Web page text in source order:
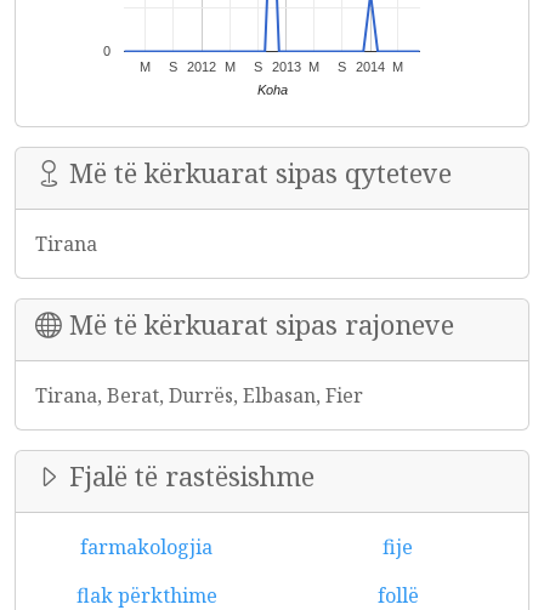
2012 2013 2014
M S M S M S M
0
Koha
Më të kërkuarat sipas qyteteve
Tirana
Më të kërkuarat sipas rajoneve
Tirana, Berat, Durrës, Elbasan, Fier
Fjalë të rastësishme
farmakologjia
fije
flak përkthime
follë